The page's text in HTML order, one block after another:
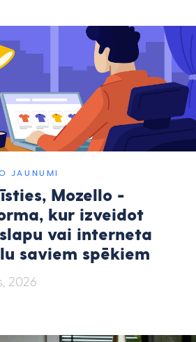
JAUNUMI
Mozello -
kur izveidot
vai interneta
saviem spēkiem
2026